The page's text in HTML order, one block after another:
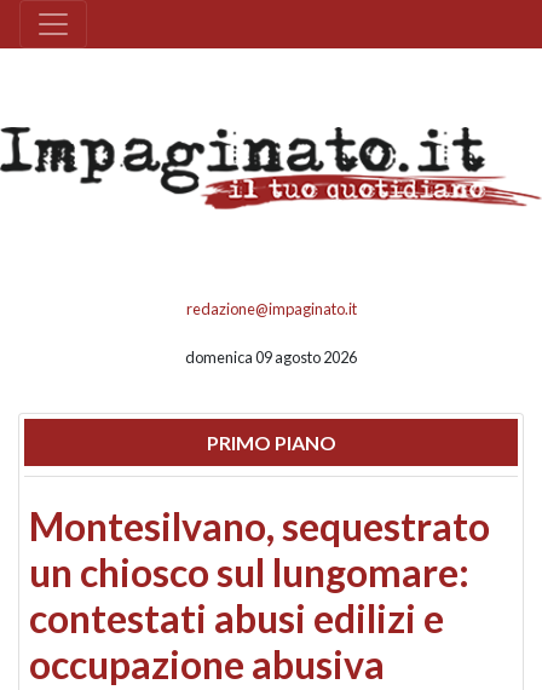
redazione@impaginato.it
domenica 09 agosto 2026
PRIMO PIANO
Montesilvano, sequestrato
un chiosco sul lungomare:
contestati abusi edilizi e
occupazione abusiva